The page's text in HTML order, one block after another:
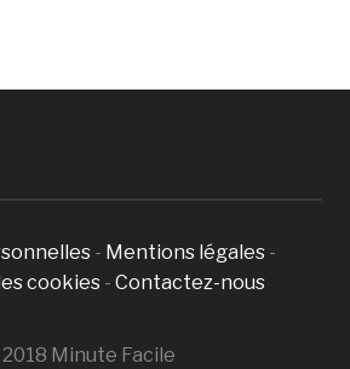
- Mentions légales -
cookies - Contactez-nous
Minute Facile